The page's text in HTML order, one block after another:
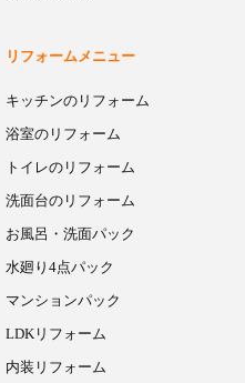
リフォームメニュー
キッチンのリフォーム
浴室のリフォーム
トイレのリフォーム
洗面台のリフォーム
お風呂・洗面パック
水廻り4点パック
マンションパック
LDKリフォーム
内装リフォーム